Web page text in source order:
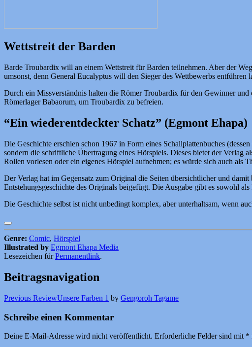
Wettstreit der Barden
Barde Troubardix will an einem Wettstreit für Barden teilnehmen. Aber der
umsonst, denn General Eucalyptus will den Sieger des Wettbewerbs
Durch ein Missverständnis halten die Römer Troubardix für den Gewinner
Römerlager Babaorum, um Troubardix zu befreien.
“Ein wiederentdeckter Schatz” (Egmont Ehapa)
Die Geschichte erschien schon 1967 in Form eines Schallplattenbuches
sondern die schriftliche Übertragung eines Hörspiels. Dieses bietet der Verlag
Rollen vorlesen oder ein eigenes Hörspiel aufnehmen; es würde sich auch als
Der Verlag hat im Gegensatz zum Original die Seiten übersichtlicher und
Entstehungsgeschichte des Originals beigefügt. Die Ausgabe gibt es sowohl
Die Geschichte selbst ist nicht unbedingt komplex, aber unterhaltsam, wenn
Genre: Comic, Hörspiel
Illustrated by Egmont Ehapa Media
Lesezeichen fürPermanentlink.
Beitragsnavigation
Previous ReviewUnsere Farben 1 by Gengoroh Tagame
Schreibe einen Kommentar
Deine E-Mail-Adresse wird nicht veröffentlicht. Erforderliche Felder sind mit *